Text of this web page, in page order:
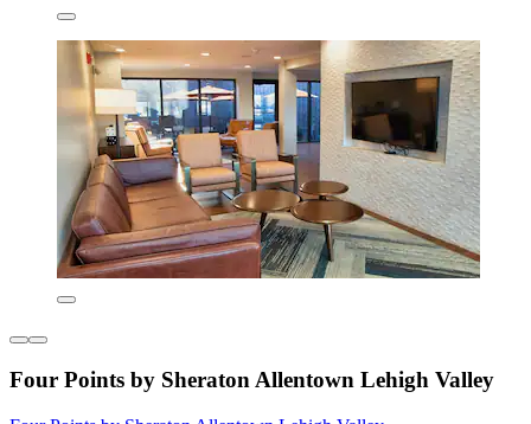
Four Points by Sheraton Allentown Lehigh Valley